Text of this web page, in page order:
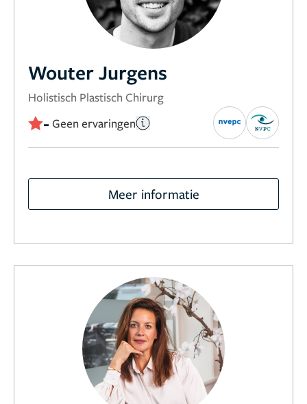
Wouter Jurgens
Holistisch Plastisch Chirurg
- Geen ervaringen
Meer informatie